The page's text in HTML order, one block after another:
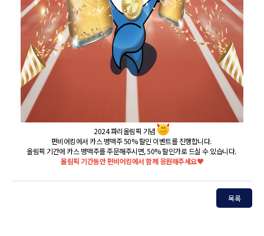
2024 파리올림픽 기념
펀비어킹에서 카스 병맥주 50% 할인 이벤트를 진행합니다.
올림픽 기간에 카스 병맥주를 주문해주시면, 50% 할인가로 드실 수 있습니다.
올림픽 기간동안 펀비어킹에서 함께 응원해주세요♥
목록